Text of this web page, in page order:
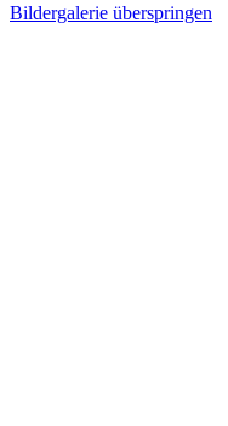
Bildergalerie überspringen